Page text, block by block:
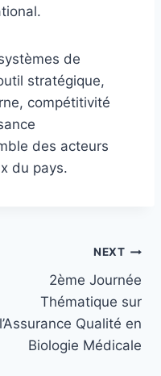
de
stratégique,
compétitivité
des acteurs
du pays.
NEXT
2ème Journée
Thématique sur
l’Assurance Qualité en
Biologie Médicale